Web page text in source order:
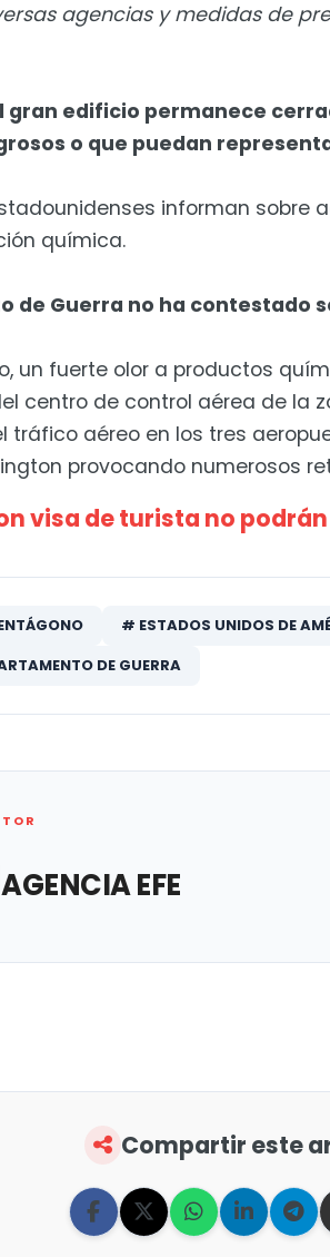
agencias y medidas de
gran edificio permanece
o que puedan
informan sobre
química.
de Guerra no ha contestado
un fuerte olor a productos
centro de control aérea de la
tráfico aéreo en los tres
provocando numerosos
visa de turista no
# ESTADOS UNIDOS DE
DE GUERRA
AGENCIA EFE
Compartir este